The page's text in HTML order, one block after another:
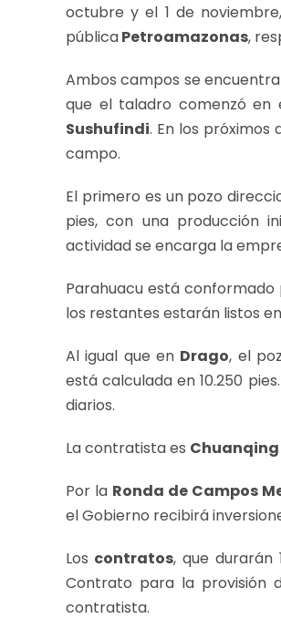
octubre y el 1 de
públicaPetroamazonas,
Ambos campos se
que el taladro comenzó en
Sushufindi. En los
campo.
El primero es un pozo
pies, con una producción
actividad se encarga la
Parahuacu está
los restantes estarán listos
Al igual que en Drago, el
está calculada en 10.250
diarios.
La contratista es
Por la Ronda de Campos
el Gobierno recibirá
Los contratos, que durarán
Contrato para la provisión
contratista.